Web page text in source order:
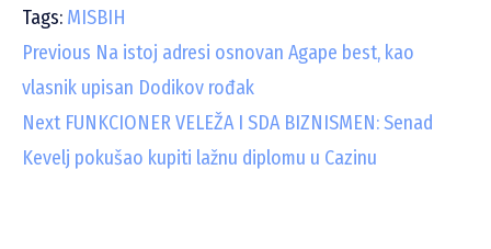
Tags: MISBIH
C
o
n
Previous Na istoj adresi osnovan Agape best, kao
vlasnik upisan Dodikov rođak
NextFUNKCIONER VELEŽA I SDA BIZNISMEN: Senad
Kevelj pokušao kupiti lažnu diplomu u Cazinu